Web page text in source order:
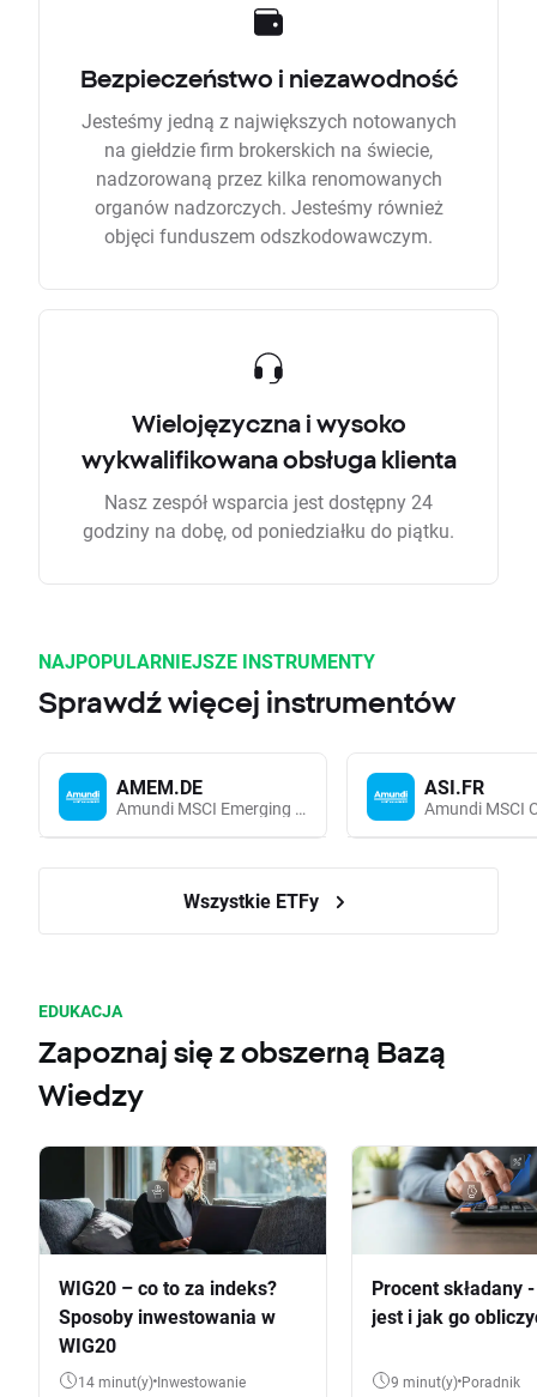
Bezpieczeństwo i niezawodność
Jesteśmy jedną z największych notowanych
na giełdzie firm brokerskich na świecie,
nadzorowaną przez kilka renomowanych
organów nadzorczych. Jesteśmy również
objęci funduszem odszkodowawczym.
Wielojęzyczna i wysoko
wykwalifikowana obsługa klienta
Nasz zespół wsparcia jest dostępny 24
godziny na dobę, od poniedziałku do piątku.
NAJPOPULARNIEJSZE INSTRUMENTY
Sprawdź więcej instrumentów
AMEM.DE
Amundi MSCI Emerging Markets UCITS (Acc EUR)
ASI.FR
Wszystkie ETFy
EDUKACJA
Zapoznaj się z obszerną Bazą
Wiedzy
WIG20 – co to za indeks?
Sposoby inwestowania w
WIG20
14 minut(y) Inwestowanie
Procent składany
jest i jak go
9 minut(y) Poradnik